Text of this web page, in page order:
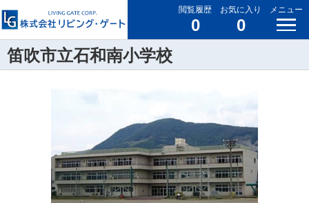
閲覧履歴
0
お気に入り
0
メニュー
笛吹市立石和南小学校